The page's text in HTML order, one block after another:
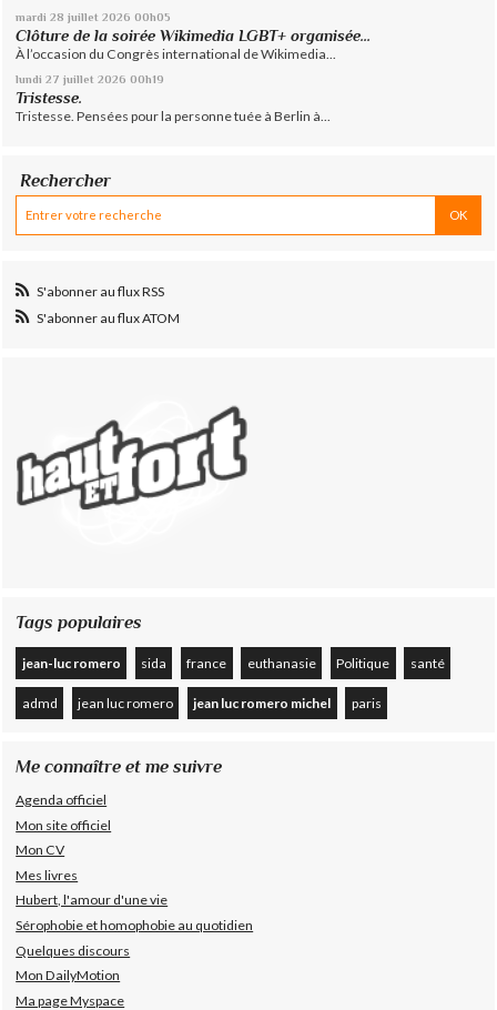
mardi 28 juillet 2026 00h05
Clôture de la soirée Wikimedia LGBT+ organisée...
À l’occasion du Congrès international de Wikimedia...
lundi 27 juillet 2026 00h19
Tristesse.
Tristesse. Pensées pour la personne tuée à Berlin à...
Rechercher
S'abonner au flux RSS
S'abonner au flux ATOM
Tags populaires
jean-luc romero sida france euthanasie Politique santé
admd jean luc romero jean luc romero michel paris
Me connaître et me suivre
Agenda officiel
Mon site officiel
Mon CV
Mes livres
Hubert, l'amour d'une vie
Sérophobie et homophobie au quotidien
Quelques discours
Mon DailyMotion
Ma page Myspace